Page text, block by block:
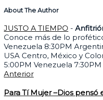
About The Author
JUSTO A TIEMPO -
Conoce más de lo
Venezuela 8:30PM
USA Centro, México y
5:00PM Venezuela
Anterior
Para Tí Mujer –Dios